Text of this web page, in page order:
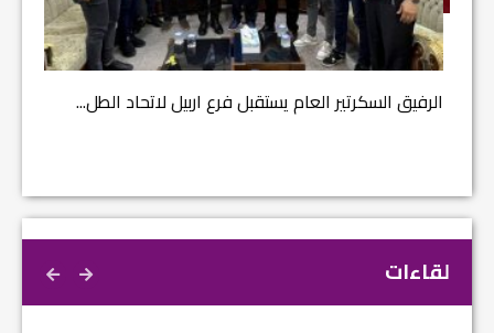
الرفيق السكرتير العام يستقبل فرع اربيل لاتحاد الطل...
لقاءات